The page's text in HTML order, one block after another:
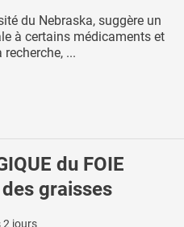
du Nebraska, suggère un
à certains médicaments et
...
du FOIE
graisses
2 jours